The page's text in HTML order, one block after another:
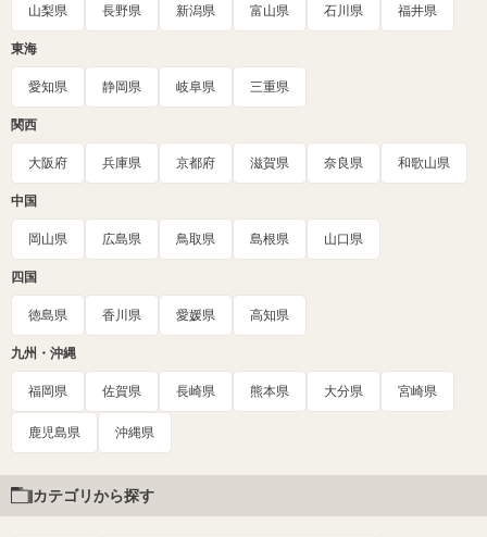
山梨県 長野県 新潟県 富山県 石川県 福井県
東海
愛知県 静岡県 岐阜県 三重県
関西
大阪府 兵庫県 京都府 滋賀県 奈良県 和歌山県
中国
岡山県 広島県 鳥取県 島根県 山口県
四国
徳島県 香川県 愛媛県 高知県
九州・沖縄
福岡県 佐賀県 長崎県 熊本県 大分県 宮崎県
鹿児島県 沖縄県
カテゴリから探す